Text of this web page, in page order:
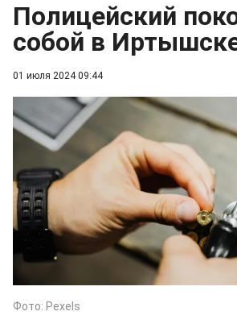
01 июля 2024 09:44
Полицейский
собой в
Фото: Pexels